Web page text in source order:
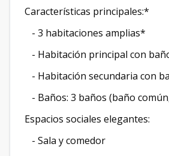
Características principales:*
- 3 habitaciones amplias*
- Habitación principal con
- Habitación secundaria con
- Baños: 3 baños (baño
Espacios sociales elegantes:
- Sala y comedor